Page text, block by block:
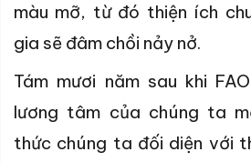
màu mỡ, từ đó thiện ích
gia sẽ đâm chồi nảy nở.
Tám mươi năm sau khi
lương tâm của chúng ta
thức chúng ta đối diện với